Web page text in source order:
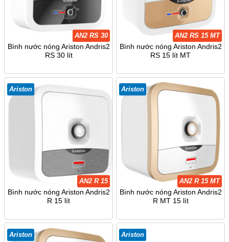
AN2 RS 30
Bình nước nóng Ariston Andris2
RS 30 lít
AN2 RS 15 MT
Bình nước nóng Ariston Andris2
RS 15 lít MT
Ariston
AN2 R 15
Bình nước nóng Ariston Andris2
R 15 lít
Ariston
AN2 R 15 MT
Bình nước nóng Ariston Andris2
R MT 15 lít
Ariston Ariston